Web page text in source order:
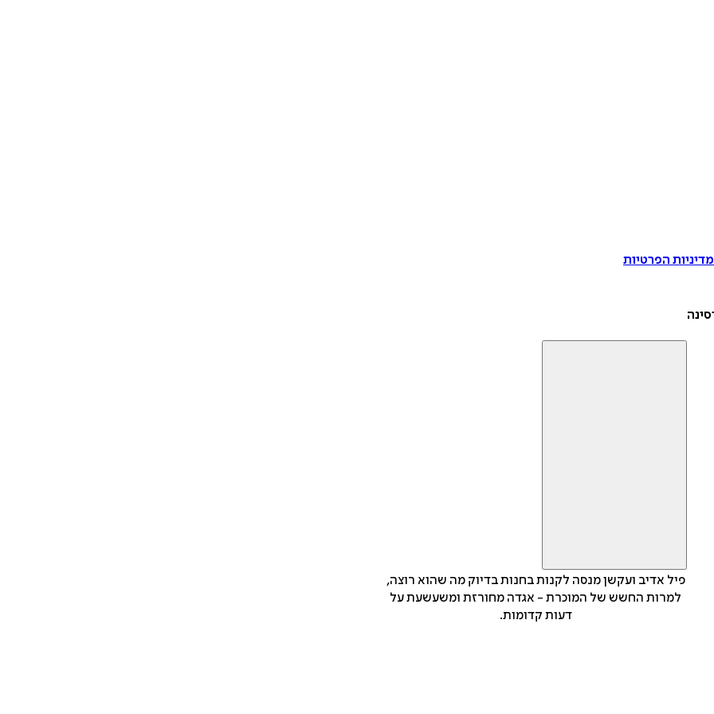
הפרטיות
פיל אדיב ועקשן מנסה לקנות בחנות בדיוק מה שהוא רוצה,
למרות החשש של המוכרת - אגדה מחורזת ומשעשעת על
דעות קדומות.